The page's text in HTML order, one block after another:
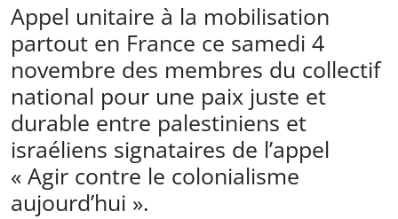
Appel unitaire à la mobilisation
partout en France ce samedi 4
novembre des membres du collectif
national pour une paix juste et
durable entre palestiniens et
israéliens signataires de l’appel
« Agir contre le colonialisme
aujourd’hui ».